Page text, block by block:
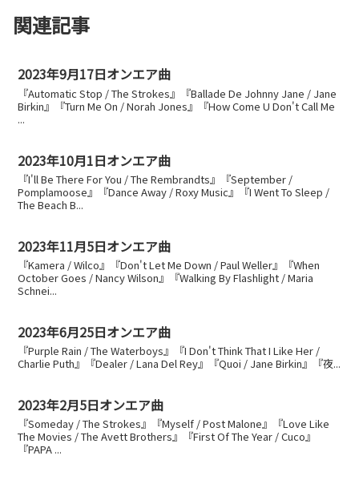
関連記事
2023年9月17日オンエア曲
『Automatic Stop / The Strokes』『Ballade De Johnny Jane / Jane
Birkin』『Turn Me On / Norah Jones』『How Come U Don't Call Me
...
2023年10月1日オンエア曲
『I'll Be There For You / The Rembrandts』『September /
Pomplamoose』『Dance Away / Roxy Music』『I Went To Sleep /
The Beach B...
2023年11月5日オンエア曲
『Kamera / Wilco』『Don't Let Me Down / Paul Weller』『When
October Goes / Nancy Wilson』『Walking By Flashlight / Maria
Schnei...
2023年6月25日オンエア曲
『Purple Rain / The Waterboys』『I Don't Think That I Like Her /
Charlie Puth』『Dealer / Lana Del Rey』『Quoi / Jane Birkin』『夜...
2023年2月5日オンエア曲
『Someday / The Strokes』『Myself / Post Malone』『Love Like
The Movies / The Avett Brothers』『First Of The Year / Cuco』
『PAPA ...